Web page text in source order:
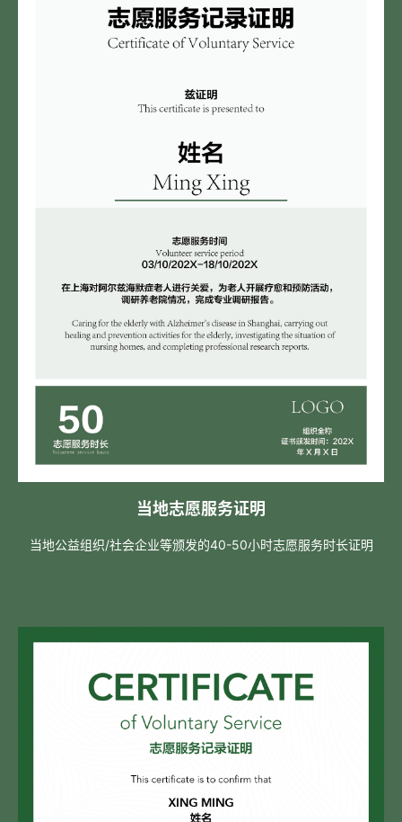
当地志愿服务证明
当地公益组织/社会企业等颁发的40-50小时志愿服务时长证明